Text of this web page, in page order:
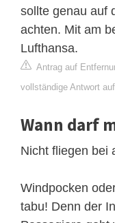
sollte genau auf
achten. Mit am
Lufthansa.
Antrag auf
vollständige Antwort
Wann darf
Nicht fliegen bei
Windpocken
tabu! Denn der